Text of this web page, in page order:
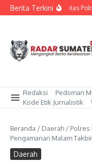
Lewati ke konten
Berita TerkiniSat Lantas
Redaksi
Pedoman
Kode Etik Jurnalistik
Beranda / Daerah / Polres
Pengamanan Malam
Daerah